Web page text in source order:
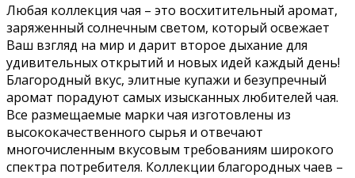
Любая коллекция чая – это восхитительный аромат,
заряженный солнечным светом, который освежает
Ваш взгляд на мир и дарит второе дыхание для
удивительных открытий и новых идей каждый день!
Благородный вкус, элитные купажи и безупречный
аромат порадуют самых изысканных любителей чая.
Все размещаемые марки чая изготовлены из
высококачественного сырья и отвечают
многочисленным вкусовым требованиям широкого
спектра потребителя. Коллекции благородных чаев –